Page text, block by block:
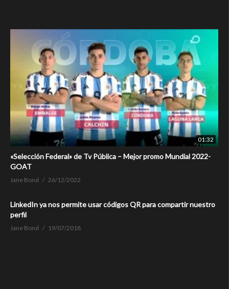
01:32
«Selección Federal» de Tv Pública – Mejor promo Mundial 2022-
GOAT
Jane Bond 26/12/2022
LinkedIn ya nos permite usar códigos QR para compartir nuestro
perfil
Jane Bond 19/07/2018